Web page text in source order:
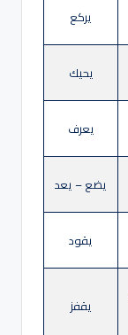
يركع
يحيك
يعرف
يضع – يعد
يقود
يقفز